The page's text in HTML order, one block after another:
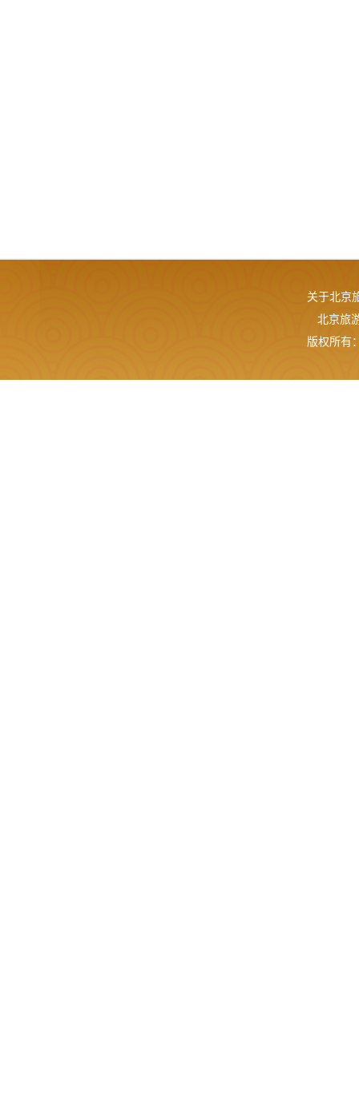
关于北京
北京旅
版权所有